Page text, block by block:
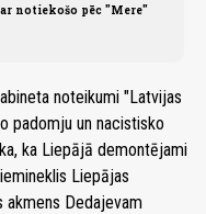
notiekošo pēc "Mere"
noteikumi "Latvijas
padomju un nacistisko
ka Liepājā demontējami
Liepājas
Dedajevam